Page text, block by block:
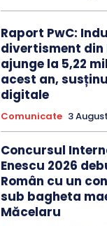
Raport PwC:
divertisment din
ajunge la 5,22
acest an,
digitale
Comunicate 3
Concursul
Enescu 2026
Român cu un
sub bagheta
Măcelaru